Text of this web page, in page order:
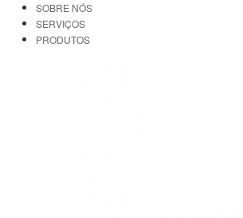
SOBRE NÓS
SERVIÇOS
PRODUTOS